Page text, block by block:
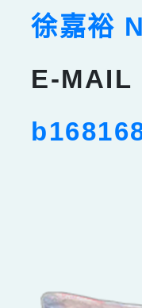
徐嘉裕
E-MAIL